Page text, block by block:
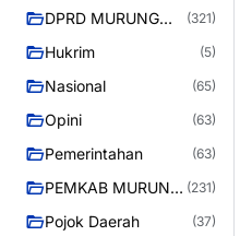
DPRD MURUNG
(321)
Hukrim (5)
Nasional (65)
Opini (63)
Pemerintahan (63)
PEMKAB MURUNG (231)
Pojok Daerah (37)